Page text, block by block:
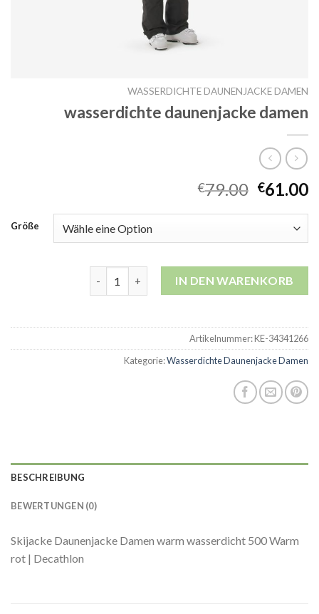
WASSERDICHTE DAUNENJACKE DAMEN
wasserdichte daunenjacke damen
€79.00 €61.00
Größe
wasserdichte daunenjacke damen Menge
IN DEN WARENKORB
Artikelnummer:KE-34341266
Kategorie:Wasserdichte Daunenjacke Damen
BESCHREIBUNG
BEWERTUNGEN (0)
Skijacke Daunenjacke Damen warm wasserdicht 500 Warm
rot | Decathlon